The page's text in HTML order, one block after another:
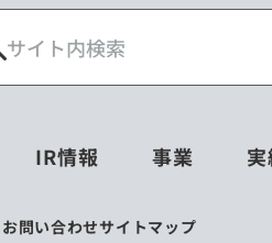
IR情報 事業
お問い合わせサイトマップ